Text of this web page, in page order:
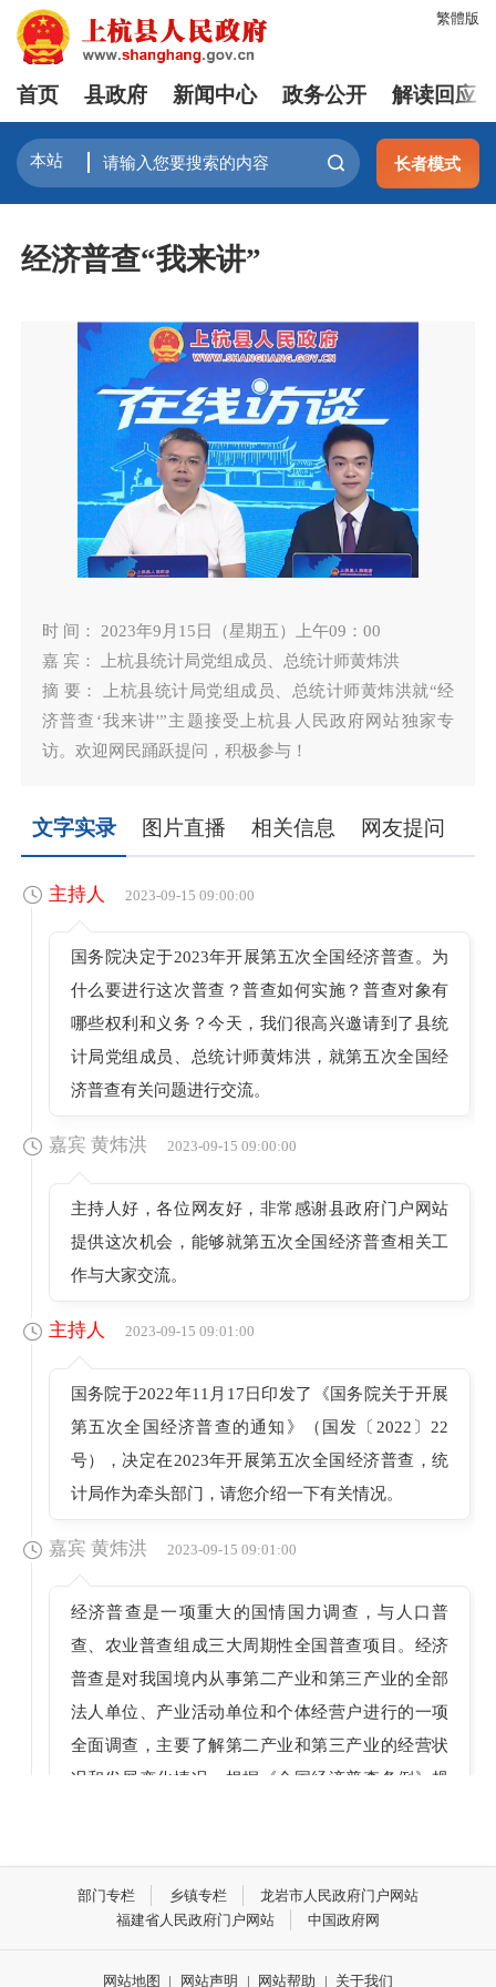
繁體版
首页 县政府 新闻中心 政务公开 解读回应
长者模式
经济普查“我来讲”
时 间： 2023年9月15日（星期五）上午09：00
嘉 宾： 上杭县统计局党组成员、总统计师黄炜洪
摘 要： 上杭县统计局党组成员、总统计师黄炜洪就“经
济普查‘我来讲'”主题接受上杭县人民政府网站独家专
访。欢迎网民踊跃提问，积极参与！
文字实录 图片直播 相关信息 网友提问
主持人 2023-09-15 09:00:00
国务院决定于2023年开展第五次全国经济普查。为
什么要进行这次普查？普查如何实施？普查对象有
哪些权利和义务？今天，我们很高兴邀请到了县统
计局党组成员、总统计师黄炜洪，就第五次全国经
济普查有关问题进行交流。
嘉宾 黄炜洪 2023-09-15 09:00:00
主持人好，各位网友好，非常感谢县政府门户网站
提供这次机会，能够就第五次全国经济普查相关工
作与大家交流。
主持人 2023-09-15 09:01:00
国务院于2022年11月17日印发了《国务院关于开展
第五次全国经济普查的通知》（国发〔2022〕22
号），决定在2023年开展第五次全国经济普查，统
计局作为牵头部门，请您介绍一下有关情况。
嘉宾 黄炜洪 2023-09-15 09:01:00
经济普查是一项重大的国情国力调查，与人口普
查、农业普查组成三大周期性全国普查项目。经济
普查是对我国境内从事第二产业和第三产业的全部
法人单位、产业活动单位和个体经营户进行的一项
全面调查，主要了解第二产业和第三产业的经营状
况和发展变化情况。根据《全国经济普查条例》规
2013年和2018年分别开展了四次全国经济普查，
普”。
部门专栏 乡镇专栏
龙岩市人民政府门户网站
福建省人民政府门户网站
中国政府网
网站地图 | 网站声明 | 网站帮助 | 关于我们